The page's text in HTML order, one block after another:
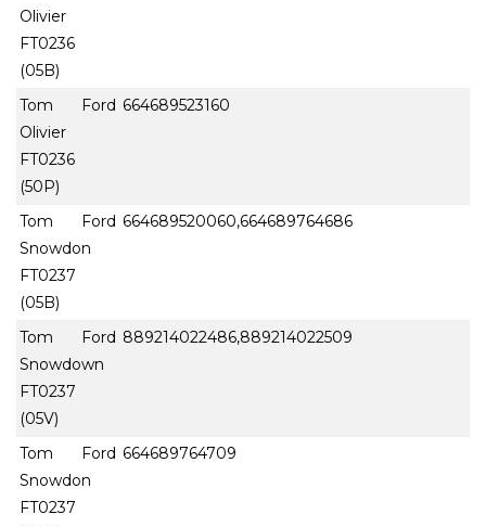
Olivier
FT0236
(05B)
Tom Ford
Olivier
FT0236
(50P)
664689523160
Tom Ford
Snowdon
FT0237
(05B)
664689520060,664689764686
Tom Ford
Snowdown
FT0237
(05V)
889214022486,889214022509
Tom Ford
Snowdon
FT0237
664689764709